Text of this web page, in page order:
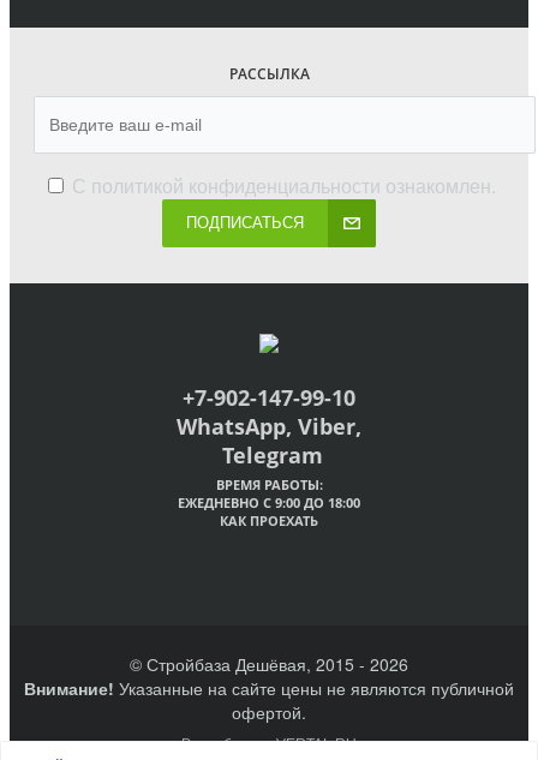
РАССЫЛКА
С политикой конфиденциальности ознакомлен.
ПОДПИСАТЬСЯ
+7-902-147-99-10
WhatsApp, Viber,
Telegram
ВРЕМЯ РАБОТЫ:
ЕЖЕДНЕВНО С 9:00 ДО 18:00
КАК ПРОЕХАТЬ
© Стройбаза Дешёвая, 2015 - 2026
Внимание! Указанные на сайте цены не являются публичной
офертой.
Разработано VERTAL.RU